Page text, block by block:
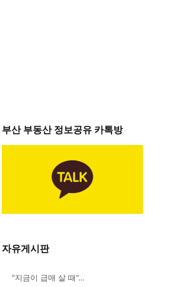
부산 부동산 정보공유 카톡방
자유게시판
"지금이 급매 살 때"…